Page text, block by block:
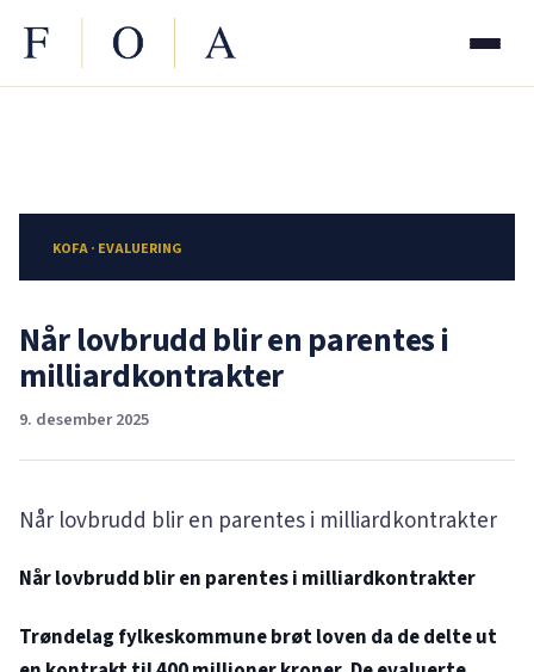
KOFA · EVALUERING
Når lovbrudd blir en parentes i
milliardkontrakter
9. desember 2025
Når lovbrudd blir en parentes i milliardkontrakter
Når lovbrudd blir en parentes i milliardkontrakter
Trøndelag fylkeskommune brøt loven da de delte ut